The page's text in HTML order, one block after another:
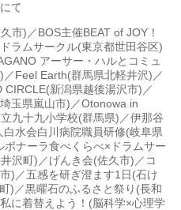
て
市)／BOS主催BEAT of JOY！
ラムサークル(東京都世田谷区)
アーサー・ハルとコミュ
Feel Earth(群馬県北軽井沢)／
CIRCLE(新潟県越後湯沢市)／
玉県嵐山市)／Otonowa in
九十九小学校(群馬県)／伊那谷
水会白川病院職員研修(岐阜県
ナーラ食べくらべ×ドラムサー
沢町)／げんき会(佐久市)／コ
)／五感を研ぎ澄ます1日(石け
)／黒曜石のふるさと祭り(長和
に着替えよう！(脳科学×心理学